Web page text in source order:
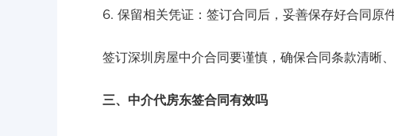
6. 保留相关凭证：签订合同后，妥善保存好合同原件
签订深圳房屋中介合同要谨慎，确保合同条款清晰、
三、中介代房东签合同有效吗